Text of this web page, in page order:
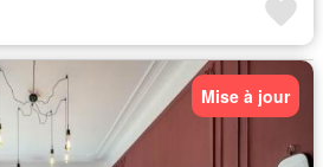
Mise à jour